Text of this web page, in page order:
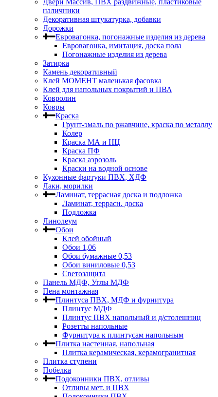
Двери Массив, ПВХ раздвижные, пластиковые
наличники
Декоративная штукатурка, добавки
Дорожки
Евровагонка, погонажные изделия из дерева
Евровагонка, имитация, доска пола
Погонажные изделия из дерева
Затирка
Камень декоративный
Клей МОМЕНТ маленькая фасовка
Клей для напольных покрытий и ПВА
Ковролин
Ковры
Краска
Грунт-эмаль по ржавчине, краска по металлу
Колер
Краска МА и НЦ
Краска ПФ
Краска аэрозоль
Краски на водной основе
Кухонные фартуки ПВХ, ХДФ
Лаки, морилки
Ламинат, террасная доска и подложка
Ламинат, террасн. доска
Подложка
Линолеум
Обои
Клей обойный
Обои 1,06
Обои бумажные 0,53
Обои виниловые 0,53
Светозащита
Панель МДФ, Углы МДФ
Пена монтажная
Плинтуса ПВХ, МДФ и фурнитура
Плинтус МДФ
Плинтус ПВХ напольный и д/столешниц
Розетты напольные
Фурнитура к плинтусам напольным
Плитка настенная, напольная
Плитка керамическая, керамогранитная
Плитка ступени
Побелка
Подоконники ПВХ, отливы
Отливы мет. и ПВХ